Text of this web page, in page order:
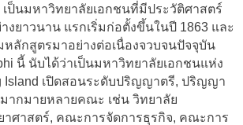
เป็นมหาวิทยาลัยเอกชนที่มีประวัติศาสตร์
งยาวนาน แรกเริ่มก่อตั้งขึ้นในปี 1863 และ
ลักสูตรมาอย่างต่อเนื่องจวบจนปัจจุบัน
นี้ นับได้ว่าเป็นมหาวิทยาลัยเอกชนแห่ง
Island เปิดสอนระดับปริญญาตรี, ปริญญา
ากมายหลายคณะ เช่น วิทยาลัย
าศาสตร์, คณะการจัดการธุรกิจ, คณะการ